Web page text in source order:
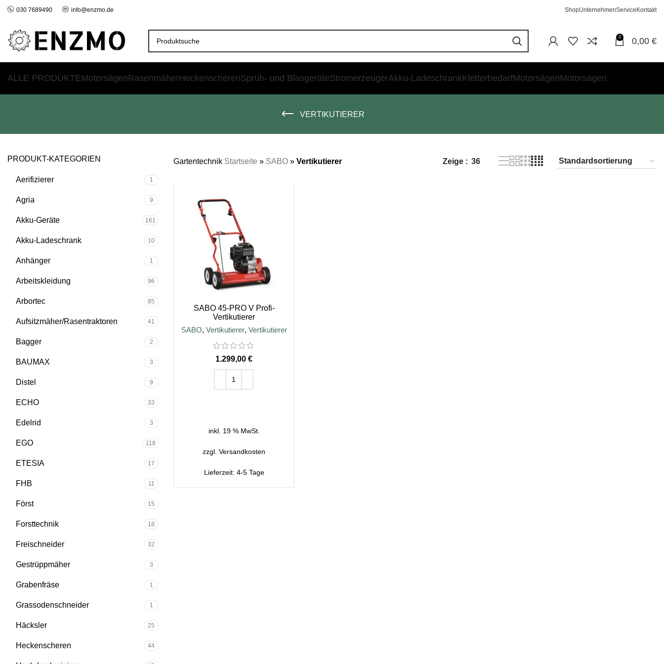
030 7689490 info@enzmo.de ShopUnternehmenService Kontakt
0 0,00 €
ALLE PRODUKTEMotorsägenRasenmäherHeckenscherenSprüh- und BlasgeräteStromerzeugerAkku-LadeschrankKletterbedarfMotorsägenMotorsägen
VERTIKUTIERER
PRODUKT-KATEGORIEN
Aerifizierer 1
Agria 9
Akku-Geräte 161
Akku-Ladeschrank 10
Anhänger 1
Arbeitskleidung 96
Arbortec 85
Aufsitzmäher/Rasentraktoren 41
Bagger 2
BAUMAX 3
Distel 9
ECHO 33
Edelrid 3
EGO 118
ETESIA 17
FHB 11
Först 15
Forsttechnik 18
Freischneider 32
Gestrüppmäher 3
Grabenfräse 1
Grassodenschneider 1
Häcksler 25
Heckenscheren 44
Gartentechnik Startseite » SABO » Vertikutierer Zeige 36
SABO 45-PRO V Profi-
Vertikutierer
SABO, Vertikutierer, Vertikutierer
€
inkl. 19 % MwSt.
zzgl.Versandkosten
Lieferzeit: 4-5 Tage